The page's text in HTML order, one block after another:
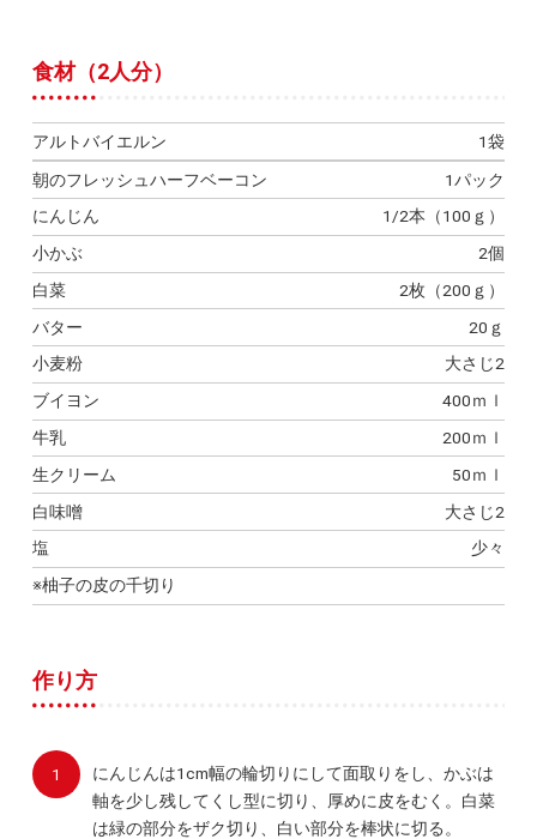
食材（2人分）
アルトバイエルン
1袋
朝のフレッシュハーフベーコン
1パック
にんじん
1/2本（100ｇ）
小かぶ
2個
白菜
2枚（200ｇ）
バター
20ｇ
小麦粉
大さじ2
ブイヨン
400ｍｌ
牛乳
200ｍｌ
生クリーム
50ｍｌ
白味噌
大さじ2
塩
少々
※柚子の皮の千切り
作り方
にんじんは1cm幅の輪切りにして面取りをし、かぶは
軸を少し残してくし型に切り、厚めに皮をむく。白菜
は緑の部分をザク切り、白い部分を棒状に切る。